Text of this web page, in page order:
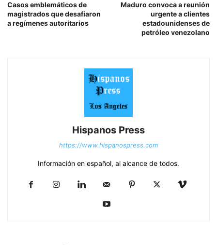
Casos emblemáticos de
magistrados que desafiaron
a regímenes autoritarios
Maduro convoca a reunión
urgente a clientes
estadounidenses de
petróleo venezolano
Hispanos Press
https://www.hispanospress.com
Información en español, al alcance de todos.